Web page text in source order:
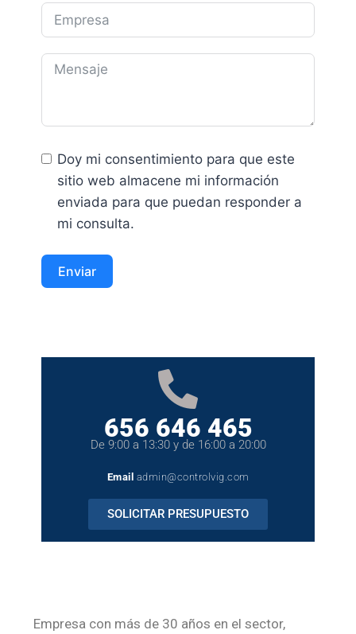
Doy mi consentimiento para que este
sitio web almacene mi información
enviada para que puedan responder a
mi consulta.
Enviar
656 646 465
De 9:00 a 13:30 y de 16:00 a 20:00
Email admin@controlvig.com
SOLICITAR PRESUPUESTO
Empresa con más de 30 años en el sector,